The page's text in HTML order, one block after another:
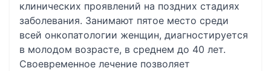
клинических проявлений на поздних стадиях
заболевания. Занимают пятое место среди
всей онкопатологии женщин, диагностируется
в молодом возрасте, в среднем до 40 лет.
Своевременное лечение позволяет